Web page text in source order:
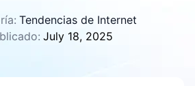
Tendencias de Internet
July 18, 2025